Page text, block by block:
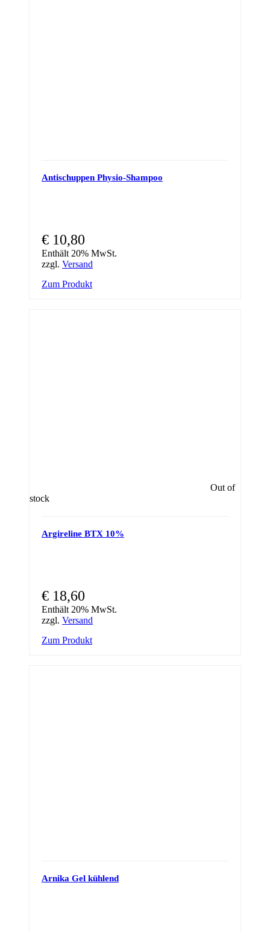
Antischuppen Physio-Shampoo
€ 10,80
Enthält 20% MwSt.
zzgl. Versand
Zum Produkt
Out of
stock
Argireline BTX 10%
€ 18,60
Enthält 20% MwSt.
zzgl. Versand
Zum Produkt
Arnika Gel kühlend